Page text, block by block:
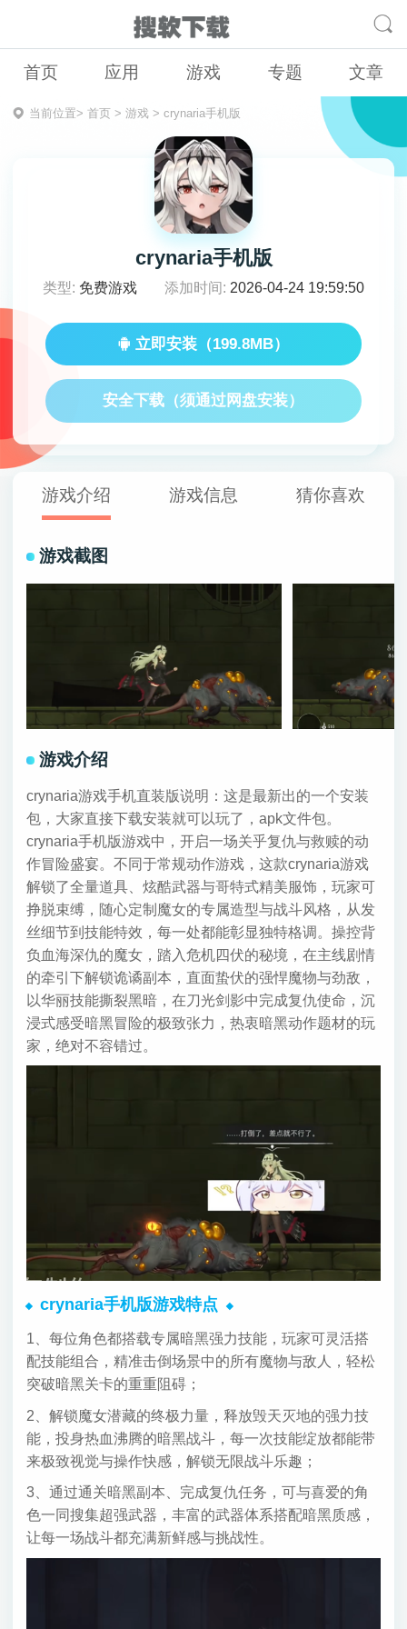
首页 应用 游戏 专题 文章
当前位置> 首页> 游戏> crynaria手机版
crynaria手机版
类型: 免费游戏 添加时间: 2026-04-24 19:59:50
立即安装（199.8MB）
安全下载（须通过网盘安装）
游戏介绍 游戏信息 猜你喜欢
游戏截图
游戏介绍
crynaria游戏手机直装版说明：这是最新出的一个安装
包，大家直接下载安装就可以玩了，apk文件包。
crynaria手机版游戏中，开启一场关乎复仇与救赎的动
作冒险盛宴。不同于常规动作游戏，这款crynaria游戏
解锁了全量道具、炫酷武器与哥特式精美服饰，玩家可
挣脱束缚，随心定制魔女的专属造型与战斗风格，从发
丝细节到技能特效，每一处都能彰显独特格调。操控背
负血海深仇的魔女，踏入危机四伏的秘境，在主线剧情
的牵引下解锁诡谲副本，直面蛰伏的强悍魔物与劲敌，
以华丽技能撕裂黑暗，在刀光剑影中完成复仇使命，沉
浸式感受暗黑冒险的极致张力，热衷暗黑动作题材的玩
家，绝对不容错过。
crynaria手机版游戏特点
1、每位角色都搭载专属暗黑强力技能，玩家可灵活搭
配技能组合，精准击倒场景中的所有魔物与敌人，轻松
突破暗黑关卡的重重阻碍；
2、解锁魔女潜藏的终极力量，释放毁天灭地的强力技
能，投身热血沸腾的暗黑战斗，每一次技能绽放都能带
来极致视觉与操作快感，解锁无限战斗乐趣；
3、通过通关暗黑副本、完成复仇任务，可与喜爱的角
色一同搜集超强武器，丰富的武器体系搭配暗黑质感，
让每一场战斗都充满新鲜感与挑战性。